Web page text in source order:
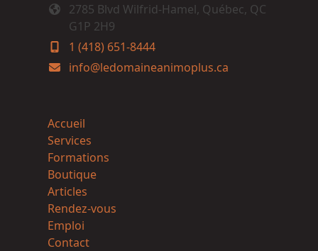
2785 Blvd Wilfrid-Hamel, Québec, QC
G1P 2H9
1 (418) 651-8444
info@ledomaineanimoplus.ca
Accueil
Services
Formations
Boutique
Articles
Rendez-vous
Emploi
Contact